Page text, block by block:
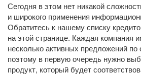
Сегодня в этом нет никакой
и широкого применения
Обратитесь к нашему списку
на этой странице. Каждая компания
несколько активных предложений
поэтому в первую очередь нужно
продукт, который будет